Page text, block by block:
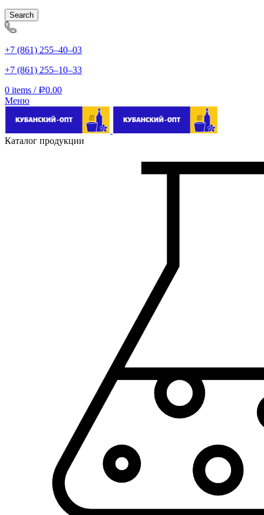
Search
+7 (861) 255‒40‒03
+7 (861) 255‒10‒33
0 items / Р0.00
Меню
Каталог продукции